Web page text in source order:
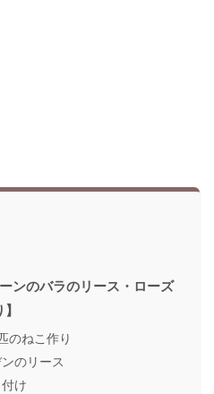
ンのバラのリース・ローズ
のねこ作り
のリース
け